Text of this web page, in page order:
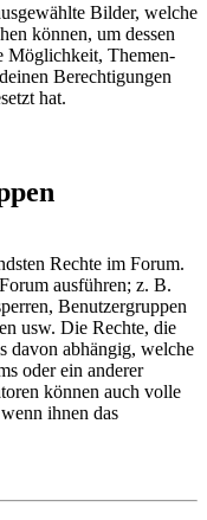
Bilder, welche
können, um dessen
Möglichkeit, Themen-
Berechtigungen
hat.
Rechte im Forum.
ausführen; z. B.
Benutzergruppen
usw. Die Rechte, die
davon abhängig, welche
oder ein anderer
können auch volle
ihnen das